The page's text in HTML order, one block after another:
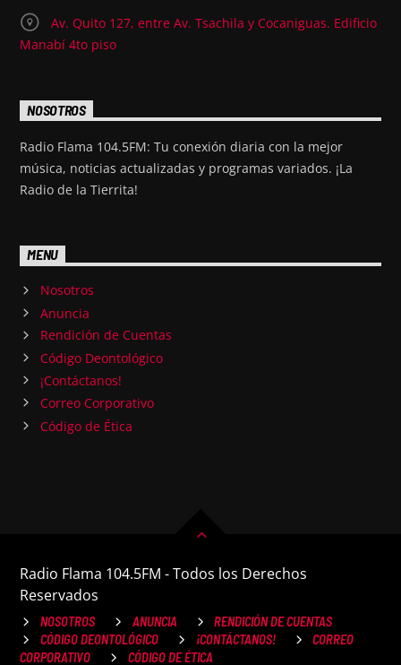
Av. Quito 127, entre Av. Tsachila y Cocaniguas. Edificio
Manabí 4to piso
NOSOTROS
Radio Flama 104.5FM: Tu conexión diaria con la mejor
música, noticias actualizadas y programas variados. ¡La
Radio de la Tierrita!
MENU
Nosotros
Anuncia
Rendición de Cuentas
Código Deontológico
¡Contáctanos!
Correo Corporativo
Código de Ética
Radio Flama 104.5FM - Todos los Derechos
Reservados
NOSOTROS ANUNCIA
RENDICIÓN DE CUENTAS
CÓDIGO DEONTOLÓGICO
¡CONTÁCTANOS!
CORREO
CORPORATIVO
CÓDIGO DE ÉTICA